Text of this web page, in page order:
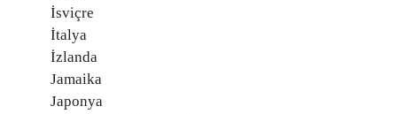
İsviçre
İtalya
İzlanda
Jamaika
Japonya